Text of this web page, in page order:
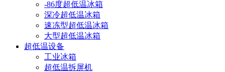
-86度超低温冰箱
深冷超低温冰箱
速冻型超低温冰箱
大型超低温冰箱
超低温设备
工业冰箱
超低温拆屏机